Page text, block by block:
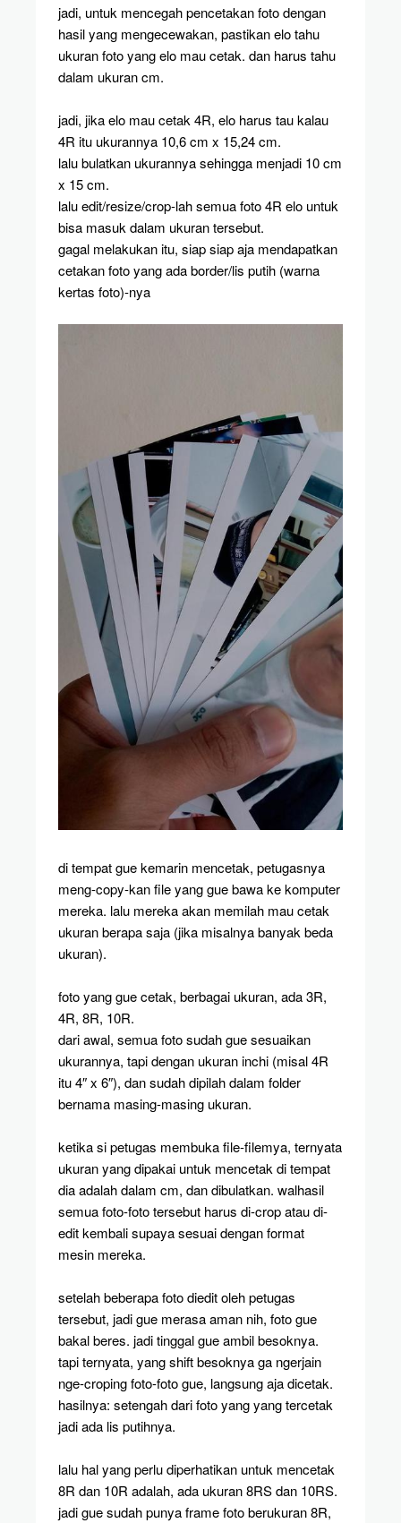
jadi, untuk mencegah pencetakan foto dengan
hasil yang mengecewakan, pastikan elo tahu
ukuran foto yang elo mau cetak. dan harus tahu
dalam ukuran cm.
jadi, jika elo mau cetak 4R, elo harus tau kalau
4R itu ukurannya 10,6 cm x 15,24 cm.
lalu bulatkan ukurannya sehingga menjadi 10 cm
x 15 cm.
lalu edit/resize/crop-lah semua foto 4R elo untuk
bisa masuk dalam ukuran tersebut.
gagal melakukan itu, siap siap aja mendapatkan
cetakan foto yang ada border/lis putih (warna
kertas foto)-nya
di tempat gue kemarin mencetak, petugasnya
meng-copy-kan file yang gue bawa ke komputer
mereka. lalu mereka akan memilah mau cetak
ukuran berapa saja (jika misalnya banyak beda
ukuran).
foto yang gue cetak, berbagai ukuran, ada 3R,
4R, 8R, 10R.
dari awal, semua foto sudah gue sesuaikan
ukurannya, tapi dengan ukuran inchi (misal 4R
itu 4″ x 6″), dan sudah dipilah dalam folder
bernama masing-masing ukuran.
ketika si petugas membuka file-filemya, ternyata
ukuran yang dipakai untuk mencetak di tempat
dia adalah dalam cm, dan dibulatkan. walhasil
semua foto-foto tersebut harus di-crop atau di-
edit kembali supaya sesuai dengan format
mesin mereka.
setelah beberapa foto diedit oleh petugas
tersebut, jadi gue merasa aman nih, foto gue
bakal beres. jadi tinggal gue ambil besoknya.
tapi ternyata, yang shift besoknya ga ngerjain
nge-croping foto-foto gue, langsung aja dicetak.
hasilnya: setengah dari foto yang yang tercetak
jadi ada lis putihnya.
lalu hal yang perlu diperhatikan untuk mencetak
8R dan 10R adalah, ada ukuran 8RS dan 10RS.
jadi gue sudah punya frame foto berukuran 8R,